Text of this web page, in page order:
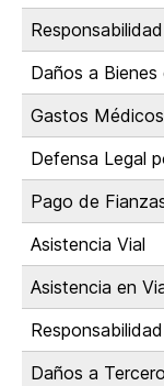
Daños a
Gastos
Defensa Legal
Pago de
Asistencia Vial
Asistencia en
Daños a